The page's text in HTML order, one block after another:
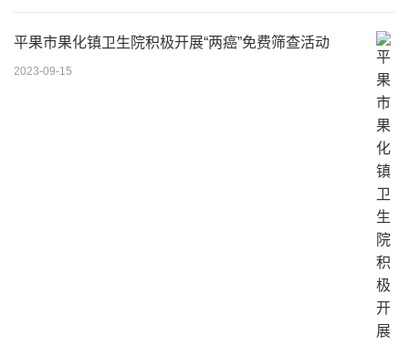
平果市果化镇卫生院积极开展“两癌”免费筛查活动
2023-09-15